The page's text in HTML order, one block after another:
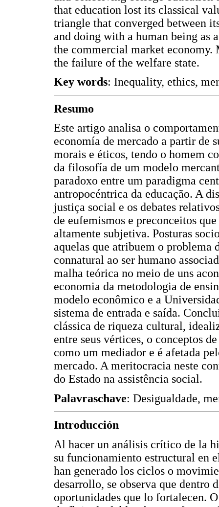
that education lost its classical
triangle that converged between
and doing with a human being as
the commercial market
the failure of the welfare state.
Key words: Inequality, ethics,
Resumo
Este artigo analisa o
economía de mercado a partir de
morais e éticos, tendo o homem
da filosofía de um modelo
paradoxo entre um paradigma
antropocéntrica da educação. A
justiça social e os debates
de eufemismos e preconceitos
altamente subjetiva. Posturas
aquelas que atribuem o
connatural ao ser humano
malha teórica no meio de uns
economia da metodologia de
modelo econômico e a
sistema de entrada e saída.
clássica de riqueza cultural,
entre seus vértices, o conceptos
como um mediador e é afetada
mercado. A meritocracia neste
do Estado na assistência social.
Palavraschave: Desigualdade,
Introducción
Al hacer un análisis crítico de la
su funcionamiento estructural en
han generado los ciclos o
desarrollo, se observa que dentro
oportunidades que lo fortalecen.